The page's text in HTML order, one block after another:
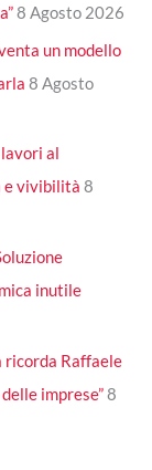
8 Agosto 2026
un modello
8 Agosto
al
e vivibilità 8
inutile
ricorda Raffaele
imprese”8